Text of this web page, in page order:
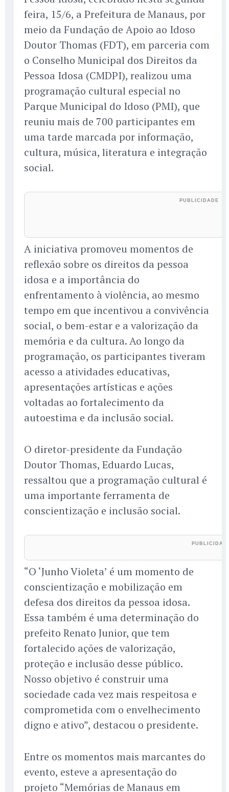
feira, 15/6, a Prefeitura de Manaus, por
meio da Fundação de Apoio ao Idoso
Doutor Thomas (FDT), em parceria com
o Conselho Municipal dos Direitos da
Pessoa Idosa (CMDPI), realizou uma
programação cultural especial no
Parque Municipal do Idoso (PMI), que
reuniu mais de 700 participantes em
uma tarde marcada por informação,
cultura, música, literatura e integração
social.
A iniciativa promoveu momentos de
reflexão sobre os direitos da pessoa
idosa e a importância do
enfrentamento à violência, ao mesmo
tempo em que incentivou a convivência
social, o bem-estar e a valorização da
memória e da cultura. Ao longo da
programação, os participantes tiveram
acesso a atividades educativas,
apresentações artísticas e ações
voltadas ao fortalecimento da
autoestima e da inclusão social.
O diretor-presidente da Fundação
Doutor Thomas, Eduardo Lucas,
ressaltou que a programação cultural é
uma importante ferramenta de
conscientização e inclusão social.
“O ‘Junho Violeta’ é um momento de
conscientização e mobilização em
defesa dos direitos da pessoa idosa.
Essa também é uma determinação do
prefeito Renato Junior, que tem
fortalecido ações de valorização,
proteção e inclusão desse público.
Nosso objetivo é construir uma
sociedade cada vez mais respeitosa e
comprometida com o envelhecimento
digno e ativo”, destacou o presidente.
Entre os momentos mais marcantes do
evento, esteve a apresentação do
projeto “Memórias de Manaus em